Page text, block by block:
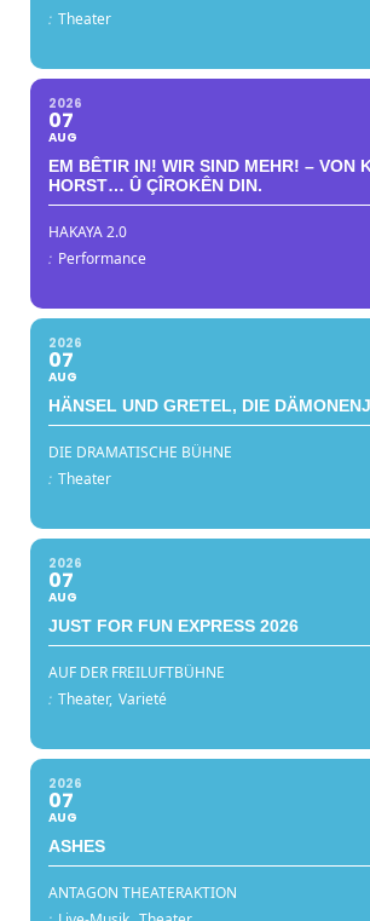
: Theater
2026
07
AUG
EM BÊTIR IN! WIR SIND MEHR! – VON
HORST… Û ÇÎROKÊN DIN.
HAKAYA 2.0
: Performance
2026
07
AUG
HÄNSEL UND GRETEL, DIE
DIE DRAMATISCHE BÜHNE
: Theater
2026
07
AUG
JUST FOR FUN EXPRESS 2026
AUF DER FREILUFTBÜHNE
: Theater, Varieté
2026
07
AUG
ASHES
ANTAGON THEATERAKTION